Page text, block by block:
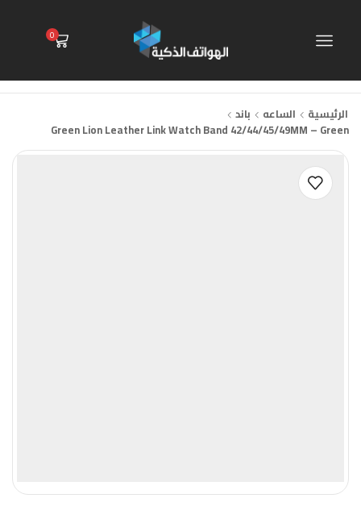
0
الرئيسية الساعه
باند
Green Lion Leather Link Watch Band 42/44/45/49MM – Green